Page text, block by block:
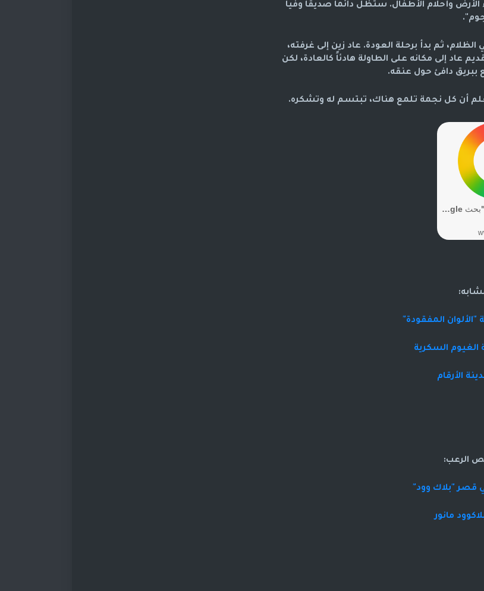
الأرض وأحلام الأطفال. ستظل دائماً صديقاً وفياً
ثم بدأ برحلة العودة. عاد زين إلى غرفته،
إلى مكانه على الطاولة هادئاً كالعادة، لكن
ببريق دافئ حول عنقه.
أن كل نجمة تلمع هناك، تبتسم له وتشكره.
المفقودة"
الغيوم السكرية
الأرقام
الرعب:
قصر "بلاك وود"
مانور